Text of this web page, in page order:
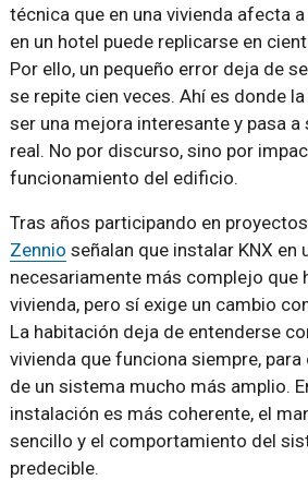
técnica que en una vivienda afecta
en un hotel puede replicarse en
Por ello, un pequeño error deja de
se repite cien veces. Ahí es donde
ser una mejora interesante y pasa a
real. No por discurso, sino por
funcionamiento del edificio.
Tras años participando en
Zennio señalan que instalar KNX en
necesariamente más complejo que
vivienda, pero sí exige un cambio
La habitación deja de entenderse
vivienda que funciona siempre,
de un sistema mucho más amplio.
instalación es más coherente, el
sencillo y el comportamiento del
predecible.